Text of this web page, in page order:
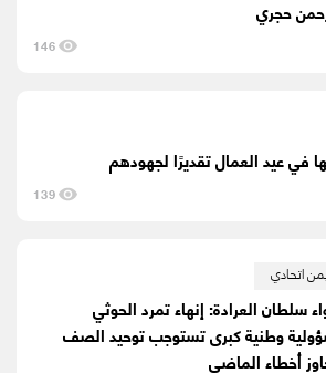
حجري
146
في عيد العمال تقديرًا لجهودهم
139
اتحادي
سلطان العرادة: إنهاء تمرد الحوثي
وطنية كبرى تستوجب توحيد الصف
أخطاء الماضي